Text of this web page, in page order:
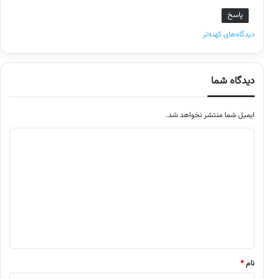
پاسخ
ر
ا
ه
ب
ر
ا
دیدگاه‌های کهنه‌تر
دیدگاه شما
ایمیل شما منتشر نخواهد شد.
انام*